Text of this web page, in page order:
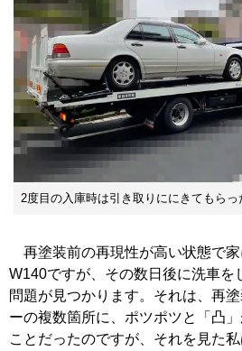
2度目の入庫時は引き取りににきてもらっ
再塗装前の再現性が高い状態で家
W140ですが、その数日後に洗車を
問題が見つかります。それは、再
ーの複数箇所に、ポツポツと「凸
ことだったのですが、それを見た